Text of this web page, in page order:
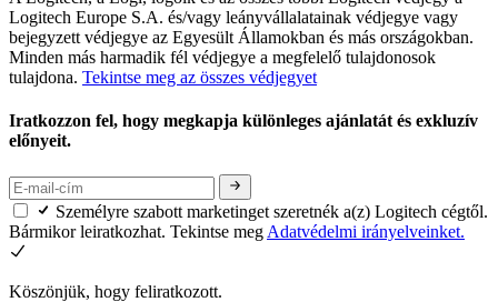
Logitech Europe S.A. és/vagy leányvállalatainak védjegye vagy
bejegyzett védjegye az Egyesült Államokban és más országokban.
Minden más harmadik fél védjegye a megfelelő tulajdonosok
tulajdona. Tekintse meg az összes védjegyet
Iratkozzon fel, hogy megkapja különleges ajánlatát és exkluzív
előnyeit.
Személyre szabott marketinget szeretnék a(z) Logitech cégtől.
Bármikor leiratkozhat. Tekintse meg Adatvédelmi irányelveinket.
Köszönjük, hogy feliratkozott.